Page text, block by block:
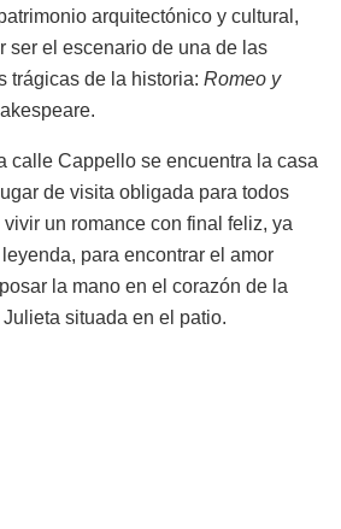
arquitectónico y cultural,
ser el escenario de una de las
trágicas de la historia: Romeo y
calle Cappello se encuentra la casa
de visita obligada para todos
un romance con final feliz, ya
para encontrar el amor
la mano en el corazón de la
situada en el patio.